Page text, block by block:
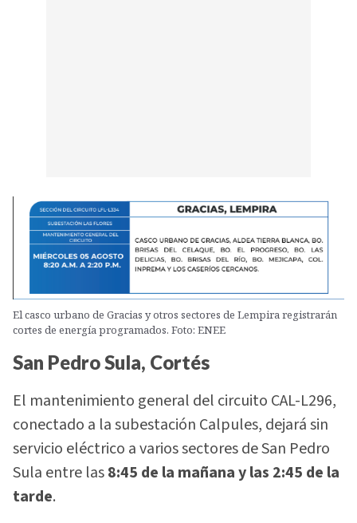
El casco urbano de Gracias y otros sectores de Lempira registrarán
cortes de energía programados. Foto: ENEE
San Pedro Sula, Cortés
El mantenimiento general del circuito CAL-L296,
conectado a la subestación Calpules, dejará sin
servicio eléctrico a varios sectores de San Pedro
Sula entre las8:45 de la mañana y las 2:45 de la
tarde.